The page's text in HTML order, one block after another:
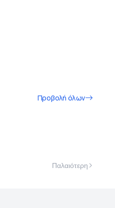
Προβολή όλων
Παλαιότερη